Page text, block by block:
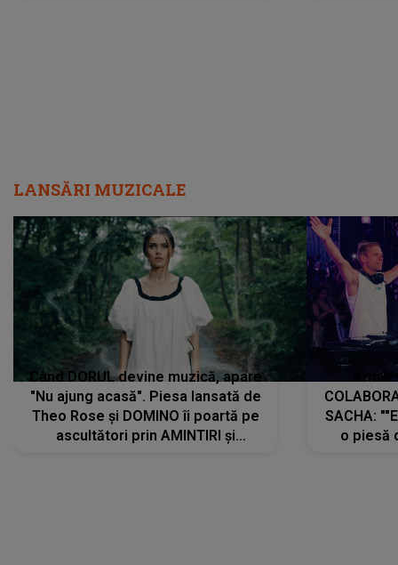
LANSĂRI MUZICALE
Când DORUL devine muzică, apare
"Nu ajung acasă". Piesa lansată de
Theo Rose și DOMINO îi poartă pe
ascultători prin AMINTIRI și
SACHA:
o piesă